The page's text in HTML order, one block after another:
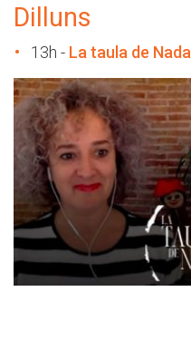
Dilluns
13h - La taula de Nadal